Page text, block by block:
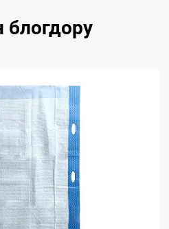
блогдору